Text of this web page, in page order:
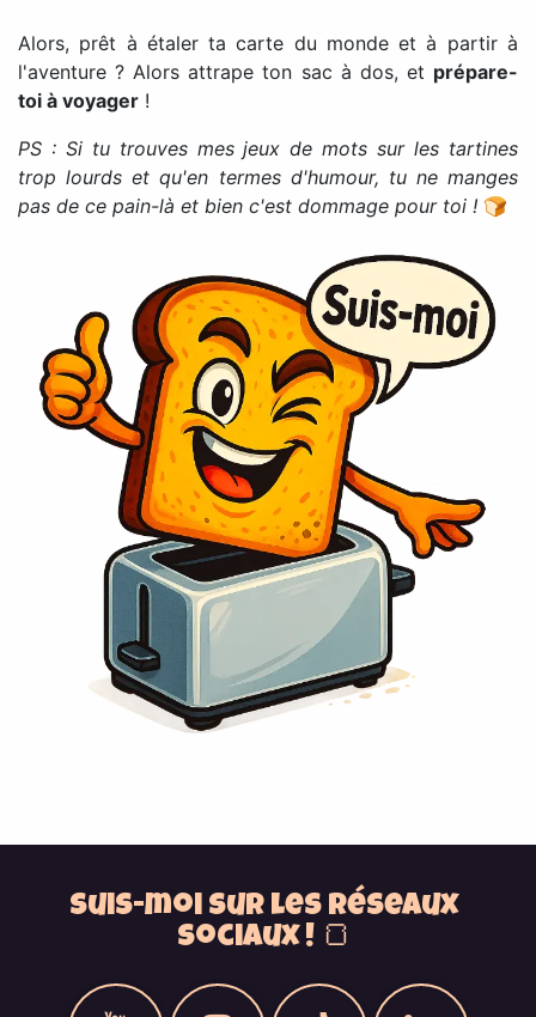
Alors, prêt à étaler ta carte du monde et à partir à
l'aventure ? Alors attrape ton sac à dos, et prépare-
toi à voyager !
PS : Si tu trouves mes jeux de mots sur les tartines
trop lourds et qu'en termes d'humour, tu ne manges
pas de ce pain-là et bien c'est dommage pour toi ! 🍞
Suis-moi sur les réseaux
sociaux ! 🍞